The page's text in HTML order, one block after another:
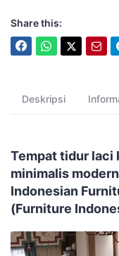
Share this:
Deskripsi
Tempat tidur laci
minimalis
Indonesian
(Furniture